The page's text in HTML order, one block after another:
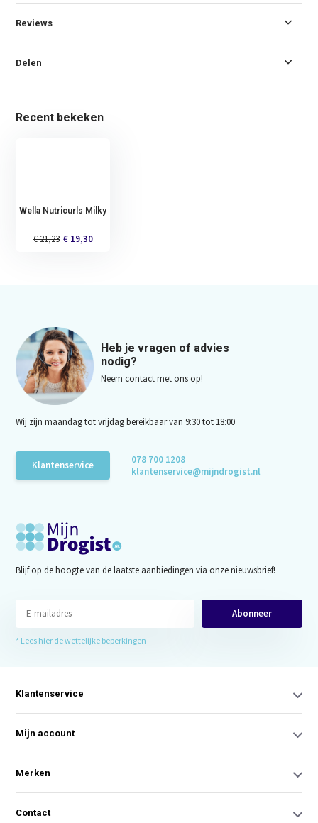
Reviews
Delen
Recent bekeken
Wella Nutricurls Milky
€ 21,23 € 19,30
Heb je vragen of advies
nodig?
Neem contact met ons op!
Wij zijn maandag tot vrijdag bereikbaar van 9:30 tot 18:00
Klantenservice
078 700 1208
klantenservice@mijndrogist.nl
Blijf op de hoogte van de laatste aanbiedingen via onze nieuwsbrief!
Abonneer
* Lees hier de wettelijke beperkingen
Klantenservice
Mijn account
Merken
Contact